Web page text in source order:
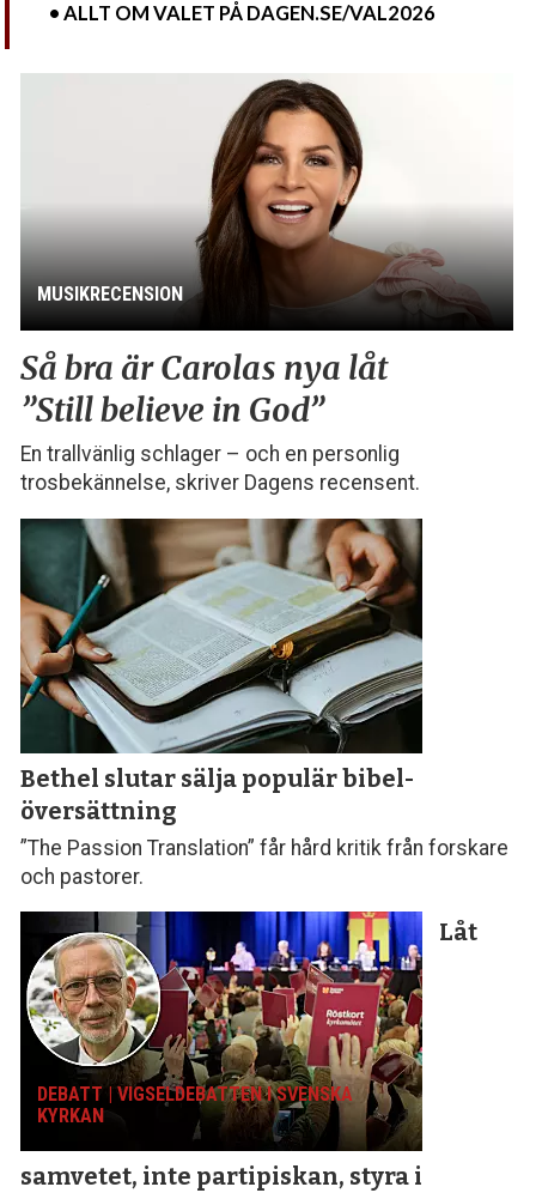
• ALLT OM VALET PÅ DAGEN.SE/VAL2026
MUSIKRECENSION
Så bra är Carolas nya låt
”Still believe in God”
En trallvänlig schlager – och en personlig
trosbekännelse, skriver Dagens recensent.
Bethel slutar sälja populär bibel­
översättning
”The Passion Translation” får hård kritik från forskare
och pastorer.
DEBATT | VIGSELDEBATTEN I SVENSKA
KYRKAN
Låt
samvetet, inte parti­piskan, styra i